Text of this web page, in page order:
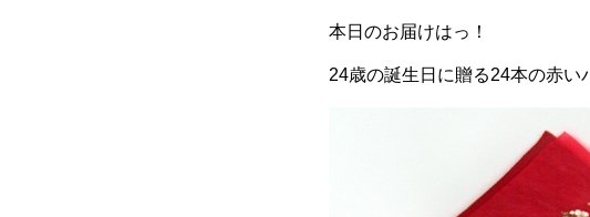
本日のお届けはっ！
24歳の誕生日に贈る24本の赤い